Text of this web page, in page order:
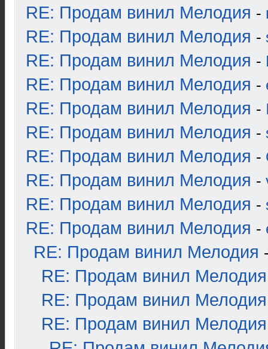
RE: Продам винил Мелодия -
RE: Продам винил Мелодия -
RE: Продам винил Мелодия -
RE: Продам винил Мелодия -
RE: Продам винил Мелодия -
RE: Продам винил Мелодия -
RE: Продам винил Мелодия -
RE: Продам винил Мелодия -
RE: Продам винил Мелодия -
RE: Продам винил Мелодия -
RE: Продам винил Мелодия
RE: Продам винил Мелодия
RE: Продам винил Мелодия
RE: Продам винил Мелодия